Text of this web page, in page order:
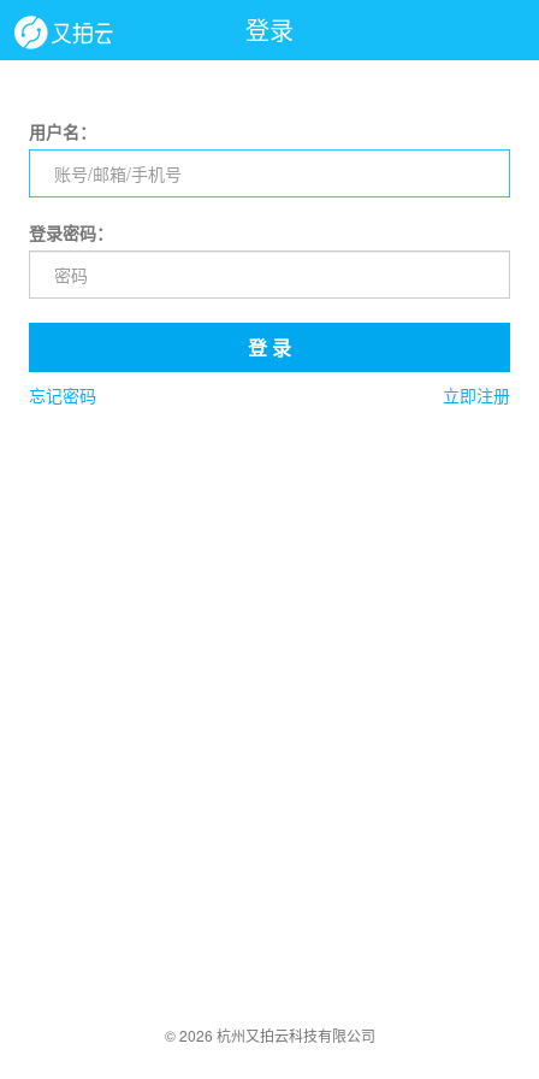
登录
用户名：
登录密码：
登 录
忘记密码 立即注册
© 2026 杭州又拍云科技有限公司